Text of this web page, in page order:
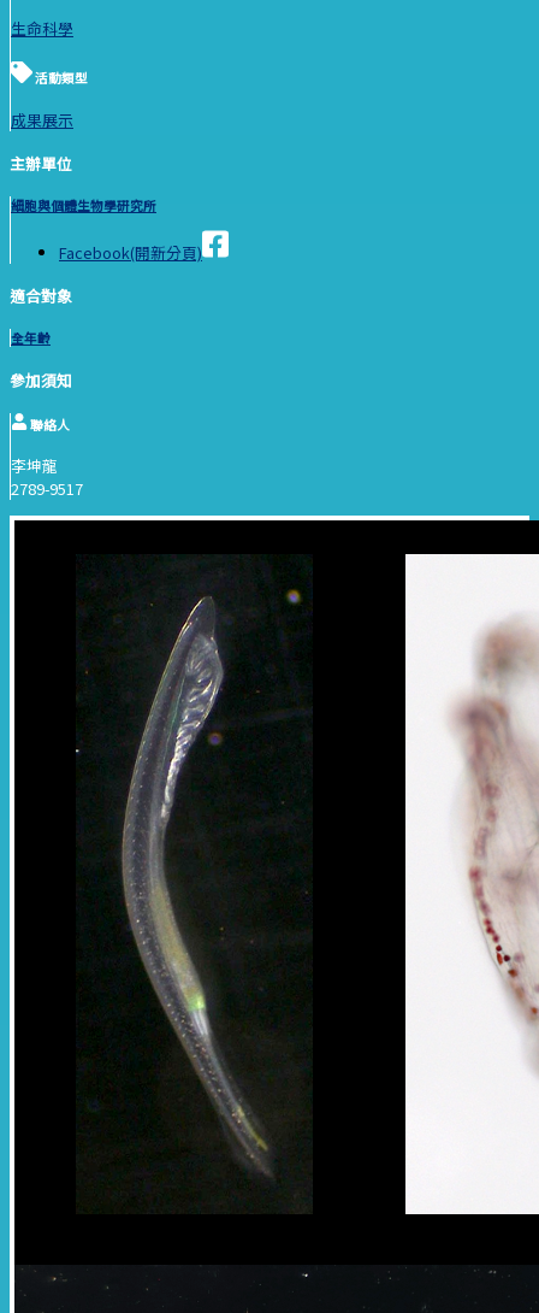
生命科學
活動類型
成果展示
主辦單位
細胞與個體生物學研究所
Facebook(開新分頁)
適合對象
全年齡
參加須知
聯絡人
李坤龍
2789-9517